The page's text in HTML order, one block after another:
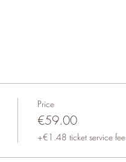
Price
€59.00
+€1.48 ticket service fee